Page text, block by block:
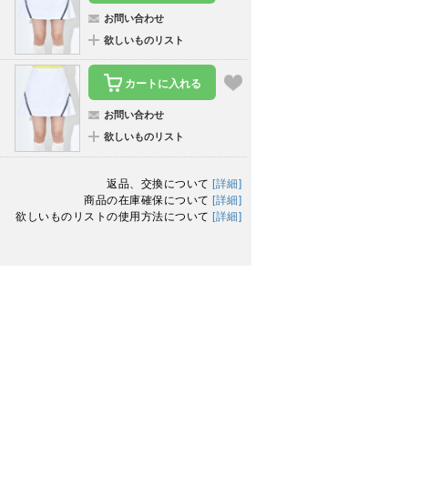
お問い合わせ
欲しいものリスト
カートに入れる
お問い合わせ
欲しいものリスト
返品、交換について [詳細]
商品の在庫確保について [詳細]
欲しいものリストの使用方法について [詳細]